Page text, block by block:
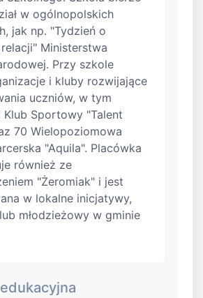
w ogólnopolskich
jak np. "Tydzień o
Ministerstwa
Przy szkole
i kluby rozwijające
uczniów, w tym
Klub Sportowy "Talent
70 Wielopoziomowa
"Aquila". Placówka
również ze
"Żeromiak" i jest
w lokalne inicjatywy,
młodzieżowy w gminie